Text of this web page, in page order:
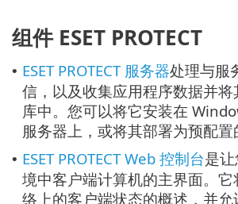
组件 ESET PROTECT
• ESET PROTECT 服务器处理与服
信，以及收集应用程序数据并
库中。您可以将它安装在
服务器上，或将其部署为预配置
• ESET PROTECT Web 控制台是
境中客户端计算机的主界面。它
络上的客户端状态的概述，并允